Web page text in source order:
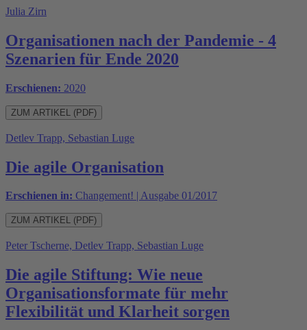
Julia Zirn
Organisationen nach der Pandemie - 4
Szenarien für Ende 2020
Erschienen: 2020
ZUM ARTIKEL (PDF)
Detlev Trapp, Sebastian Luge
Die agile Organisation
Erschienen in: Changement! | Ausgabe 01/2017
ZUM ARTIKEL (PDF)
Peter Tscherne, Detlev Trapp, Sebastian Luge
Die agile Stiftung: Wie neue
Organisationsformate für mehr
Flexibilität und Klarheit sorgen